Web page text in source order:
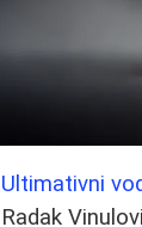
Ultimativni
Radak